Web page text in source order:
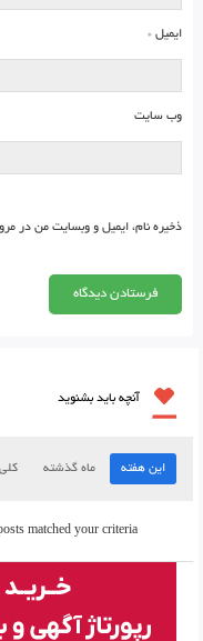
ایمیل *
وب‌ سایت
ذخیره نام، ایمیل و وبسایت من در
آنچه باید بشنوید
این هفته ماه گذشته کلی
matched your criteria.